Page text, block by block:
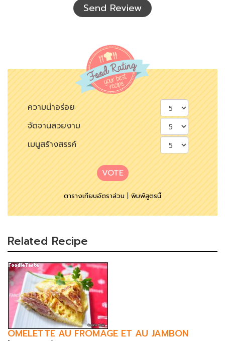
Send Review
ความน่าอร่อย
จัดจานสวยงาม
เมนูสร้างสรรค์
VOTE
ตารางเทียบอัตราส่วน|พิมพ์สูตรนี้
Related Recipe
OMELETTE AU FROMAGE ET AU JAMBON